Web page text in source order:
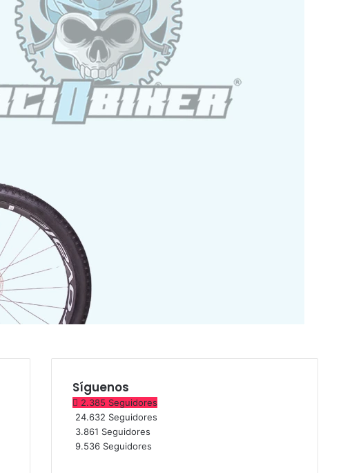
Síguenos
2.385 Seguidores
24.632 Seguidores
3.861 Seguidores
9.536 Seguidores